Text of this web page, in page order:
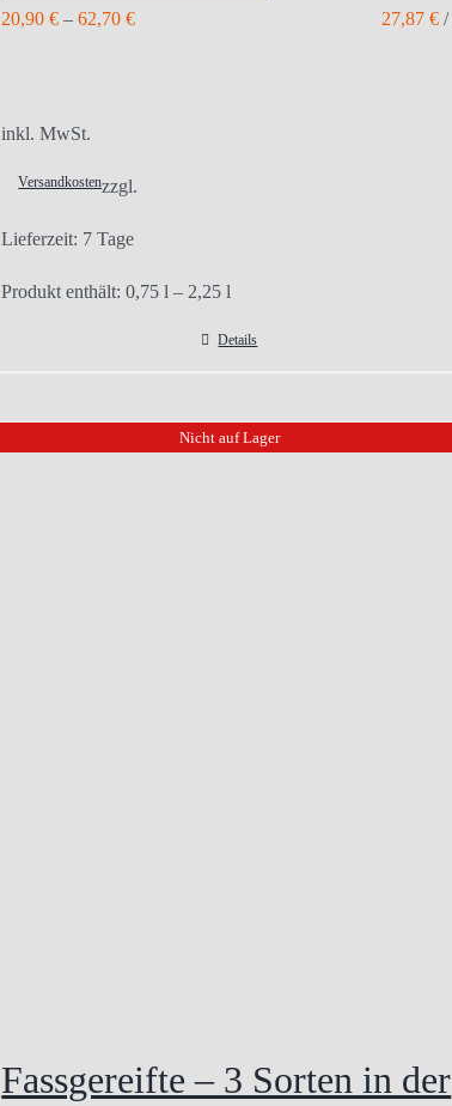
20,90€ –62,70€ 27,87 €/
inkl. MwSt.
zzgl.
Versandkosten
Lieferzeit: 7 Tage
Produkt enthält: 0,75l – 2,25l
Details
Nicht auf Lager
Fassgereifte – 3 Sorten in der